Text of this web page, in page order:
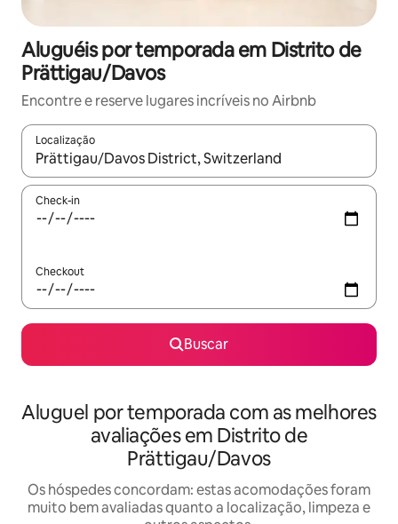
Aluguéis por temporada em Distrito de
Prättigau/Davos
Encontre e reserve lugares incríveis no Airbnb
Localização
Quando os resultados estiverem disponíveis, explore-os
Check-in
Checkout
Buscar
Aluguel por temporada com as melhores
avaliações em Distrito de
Prättigau/Davos
Os hóspedes concordam: estas acomodações foram
muito bem avaliadas quanto a localização, limpeza e